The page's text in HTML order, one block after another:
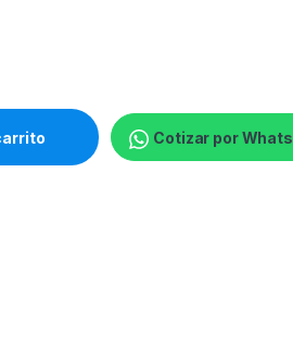
- USB 3.1 quantity
Cotizar por